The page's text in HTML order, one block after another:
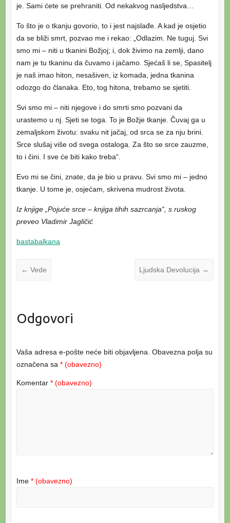
je. Sami ćete se prehraniti. Od nekakvog nasljedstva…
To što je o tkanju govorio, to i jest najslađe. A kad je osjetio
da se bliži smrt, pozvao me i rekao: „Odlazim. Ne tuguj. Svi
smo mi – niti u tkanini Božjoj; i, dok živimo na zemlji, dano
nam je tu tkaninu da čuvamo i jačamo. Sjećaš li se, Spasitelj
je naš imao hiton, nesašiven, iz komada, jedna tkanina
odozgo do članaka. Eto, tog hitona, trebamo se sjetiti.
Svi smo mi – niti njegove i do smrti smo pozvani da
urastemo u nj. Sjeti se toga. To je Božje tkanje. Čuvaj ga u
zemaljskom životu: svaku nit jačaj, od srca se za nju brini.
Srce slušaj više od svega ostaloga. Za što se srce zauzme,
to i čini. I sve će biti kako treba“.
Evo mi se čini, znate, da je bio u pravu. Svi smo mi – jedno
tkanje. U tome je, osjećam, skrivena mudrost života.
Iz knjige „Pojuće srce – knjiga tihih sazrcanja“, s ruskog
preveo Vladimir Jagličić
bastabalkana
← Vede Ljudska Devolucija →
Odgovori
Vaša adresa e-pošte neće biti objavljena. Obavezna polja su
označena sa * (obavezno)
Komentar * (obavezno)
Ime * (obavezno)